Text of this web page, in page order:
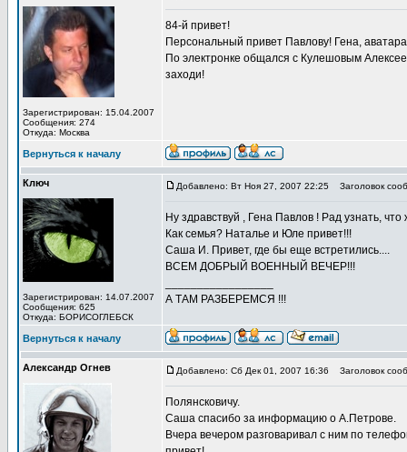
Зарегистрирован: 15.04.2007
Сообщения: 274
Откуда: Москва
84-й привет!
Персональный привет Павлову! Гена,
По электронке общался с Кулешовым
заходи!
Вернуться к началу
Ключ
Зарегистрирован: 14.07.2007
Сообщения: 625
Откуда: БОРИСОГЛЕБСК
Добавлено: Вт Ноя 27, 2007 22:25 Заголовок
Ну здравствуй , Гена Павлов ! Рад узнать, что
Как семья? Наталье и Юле привет!!!
Саша И. Привет, где бы еще встретились....
ВСЕМ ДОБРЫЙ ВОЕННЫЙ ВЕЧЕР!!!
А ТАМ РАЗБЕРЕМСЯ !!!
Вернуться к началу
Александр Огнев Добавлено: Сб Дек 01, 2007 16:36 Заголовок
Полянсковичу.
Саша спасибо за информацию о А.Петрове.
Вчера вечером разговаривал с ним по